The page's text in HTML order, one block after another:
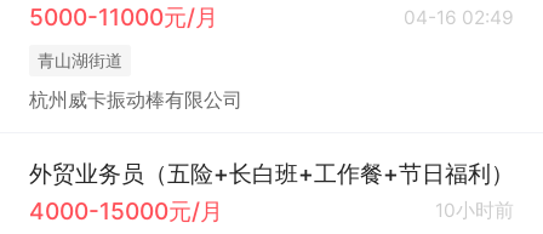
5000-11000元/月
04-16 02:49
青山湖街道
杭州威卡振动棒有限公司
外贸业务员（五险+长白班+工作餐+节日福利）
4000-15000元/月
10小时前